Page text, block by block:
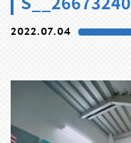
2022.07.04